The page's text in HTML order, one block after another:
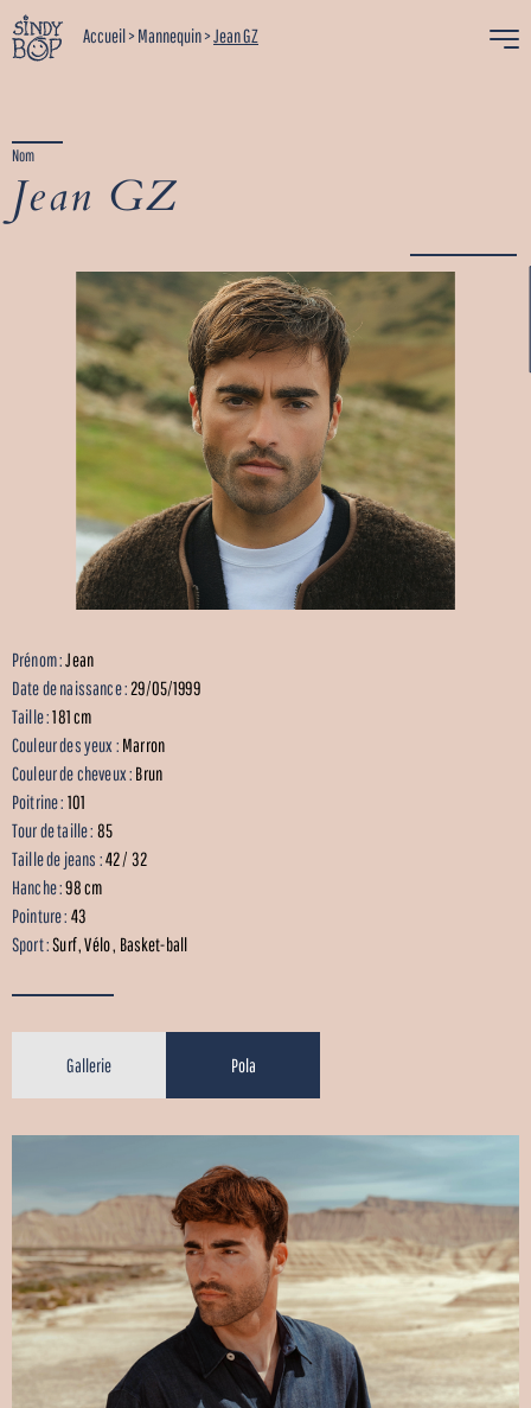
Accueil>Mannequin>Jean GZ
Nom
Jean GZ
Prénom :Jean
Date de naissance :29/05/1999
Taille :181 cm
Couleur des yeux : Marron
Couleur de cheveux : Brun
Poitrine : 101
Tour de taille : 85
Taille de jeans :42 / 32
Hanche :98 cm
Pointure : 43
Sport :Surf , Vélo , Basket-ball
Gallerie Pola